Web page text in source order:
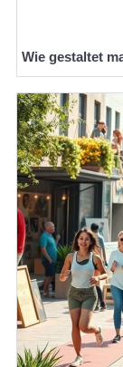
Wie gestaltet